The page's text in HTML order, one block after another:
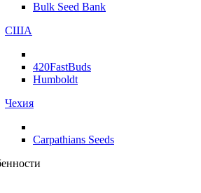
Bulk Seed Bank
США
420FastBuds
Humboldt
Чехия
Carpathians Seeds